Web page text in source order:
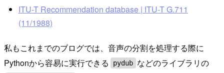
ITU-T Recommendation database | ITU-T G.711
(11/1988)
私もこれまでのブログでは、音声の分割を処理する際に
Pythonから容易に実行できる
pydub などのライブラリの